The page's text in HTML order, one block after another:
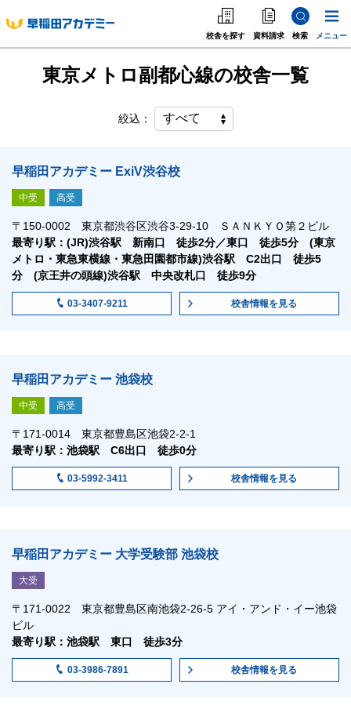
校舎を探す 資料請求 検索 メニュー
中学受験
高校受験
個別指導
海外·帰国·首都圏外
英語教室
東京メトロ副都心線の校舎一覧
絞込：
早稲田アカデミー ExiV渋谷校
中受 高受
〒150-0002 東京都渋谷区渋谷3-29-10 ＳＡＮＫＹＯ第２ビル
最寄り駅：(JR)渋谷駅 新南口 徒歩2分／東口 徒歩5分 (東京
メトロ・東急東横線・東急田園都市線)渋谷駅 C2出口 徒歩5
分 (京王井の頭線)渋谷駅 中央改札口 徒歩9分
03-3407-9211 校舎情報を見る
早稲田アカデミー 池袋校
中受 高受
〒171-0014 東京都豊島区池袋2-2-1
最寄り駅：池袋駅 C6出口 徒歩0分
03-5992-3411 校舎情報を見る
早稲田アカデミー 大学受験部 池袋校
大受
〒171-0022 東京都豊島区南池袋2-26-5 アイ・アンド・イー池袋
ビル
最寄り駅：池袋駅 東口 徒歩3分
03-3986-7891 校舎情報を見る